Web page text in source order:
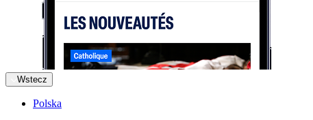
Wstecz
Polska